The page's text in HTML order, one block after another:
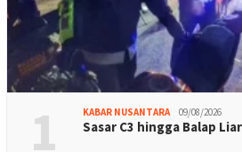
1 KABAR NUSANTARA 09/08/2026
Sasar C3 hingga Balap